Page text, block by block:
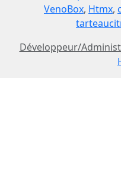
VenoBox, Htmx,
Développeur/